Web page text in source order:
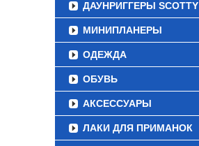
ДАУНРИГГЕРЫ SCOTTY
МИНИПЛАНЕРЫ
ОДЕЖДА
ОБУВЬ
АКСЕССУАРЫ
ЛАКИ ДЛЯ ПРИМАНОК